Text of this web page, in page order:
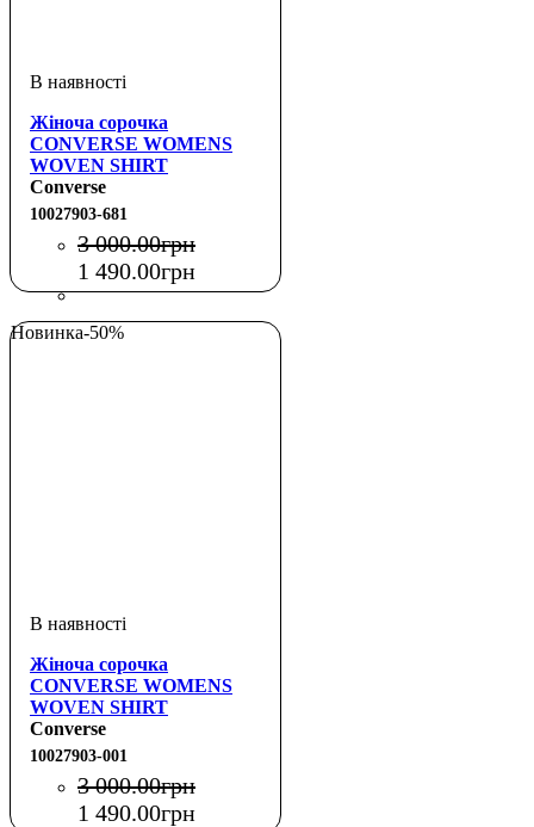
Жіноча сорочка
CONVERSE WOMENS
WOVEN SHIRT
Converse
10027903-681
3 000.00грн
1 490.00грн
Новинка-50%
Жіноча сорочка
CONVERSE WOMENS
WOVEN SHIRT
Converse
10027903-001
3 000.00грн
1 490.00грн